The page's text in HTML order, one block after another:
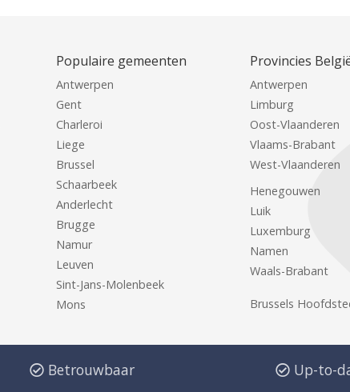
Populaire gemeenten
Antwerpen
Gent
Charleroi
Liege
Brussel
Schaarbeek
Anderlecht
Brugge
Namur
Leuven
Sint-Jans-Molenbeek
Mons
Provincies
Antwerpen
Limburg
Oost-Vlaanderen
Vlaams-Brabant
West-Vlaanderen
Henegouwen
Luik
Luxemburg
Namen
Waals-Brabant
Brussels
Betrouwbaar Up-to-